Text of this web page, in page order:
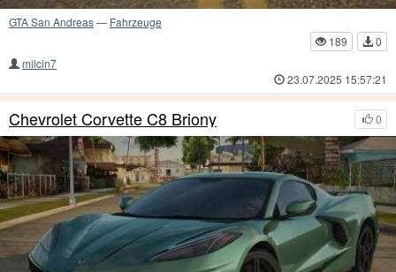
GTA San Andreas— Fahrzeuge
189
0
milcin7
23.07.2025 15:57:21
0
Chevrolet Corvette C8 Briony